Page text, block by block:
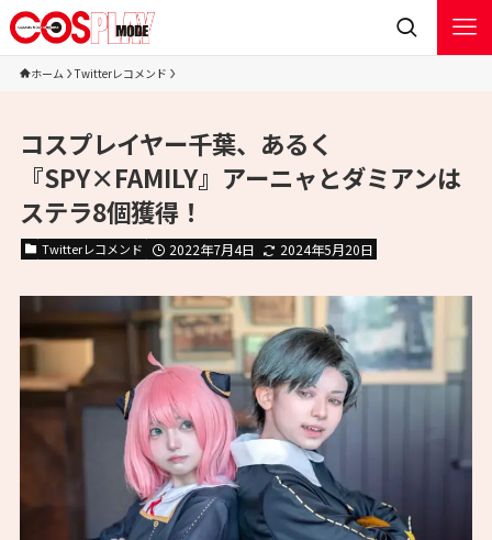
ホーム Twitterレコメンド
コスプレイヤー千葉、あるく
『SPY×FAMILY』アーニャとダミアンは
ステラ8個獲得！
Twitterレコメンド 2022年7月4日 2024年5月20日